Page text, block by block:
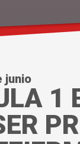
junio
1